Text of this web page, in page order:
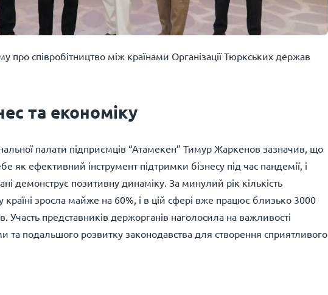
про співробітництво між країнами Організації Тюркських держав
та економіку
палати підприємців “Атамекен” Тимур Жаркенов зазначив, що
як ефективний інструмент підтримки бізнесу під час пандемії, і
демонструє позитивну динаміку. За минулий рік кількість
зросла майже на 60%, і в цій сфері вже працює близько 3000
Участь представників держорганів наголосила на важливості
та подальшого розвитку законодавства для створення сприятливого